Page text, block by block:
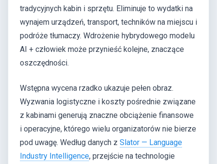
tradycyjnych kabin i sprzętu. Eliminuje to wydatki na
wynajem urządzeń, transport, techników na miejscu i
podróże tłumaczy. Wdrożenie hybrydowego modelu
AI + człowiek może przynieść kolejne, znaczące
oszczędności.
Wstępna wycena rzadko ukazuje pełen obraz.
Wyzwania logistyczne i koszty pośrednie związane
z kabinami generują znaczne obciążenie finansowe
i operacyjne, którego wielu organizatorów nie bierze
pod uwagę. Według danych z Slator — Language
Industry Intelligence, przejście na technologie